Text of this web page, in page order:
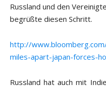
Russland und den
begrüßte diesen Schritt.
http://
miles-apart-japan-forces-
Russland hat auch mit